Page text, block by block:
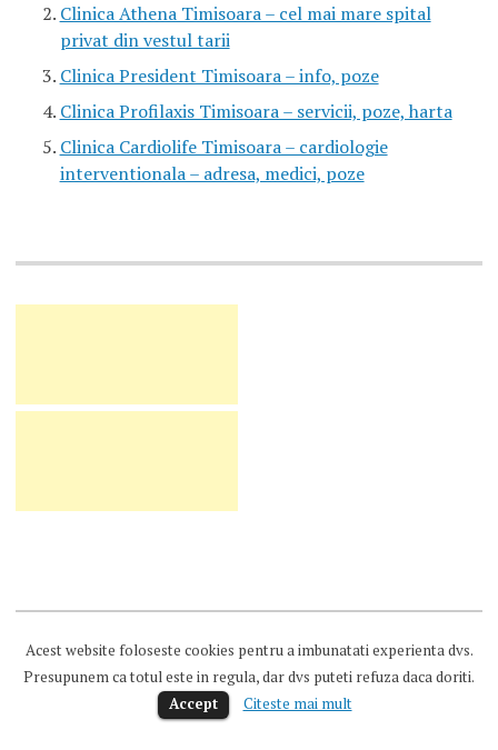
Clinica Athena Timisoara – cel mai mare spital
privat din vestul tarii
Clinica President Timisoara – info, poze
Clinica Profilaxis Timisoara – servicii, poze, harta
Clinica Cardiolife Timisoara – cardiologie
interventionala – adresa, medici, poze
Acest website foloseste cookies pentru a imbunatati experienta dvs.
Presupunem ca totul este in regula, dar dvs puteti refuza daca doriti.
Accept
Citeste mai mult